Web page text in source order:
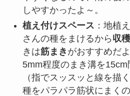
しやすかったよ～。
植え付けスペース ：地植
さんの種をまけるから 収
きは筋まき がおすすめだ
5mm程度のまき溝を
（指でスッスッと線を描
種をパラパラ筋状にまく